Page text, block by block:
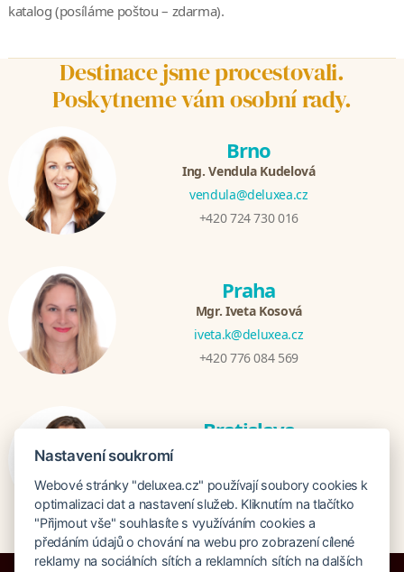
katalog (posíláme poštou – zdarma).
Destinace jsme procestovali.
Poskytneme vám osobní rady.
Brno
Ing. Vendula Kudelová
vendula@deluxea.cz
+420 724 730 016
Praha
Mgr. Iveta Kosová
iveta.k@deluxea.cz
+420 776 084 569
Bratislava
+421 948 759 074
Nastavení soukromí
Webové stránky "deluxea.cz" používají soubory cookies k
optimalizaci dat a nastavení služeb. Kliknutím na tlačítko
"Přijmout vše" souhlasíte s využíváním cookies a
předáním údajů o chování na webu pro zobrazení cílené
reklamy na sociálních sítích a reklamních sítích na dalších